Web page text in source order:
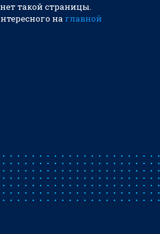
такой страницы.
на главной